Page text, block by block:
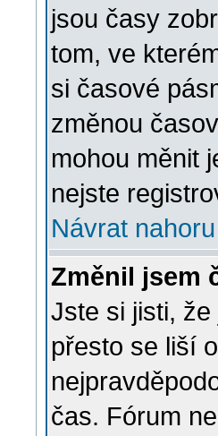
jsou časy
tom, ve
si časové
změnou
mohou měnit
nejste
Návrat nahoru
Změnil jsem
Jste si jisti,
přesto se liší
čas. Fórum